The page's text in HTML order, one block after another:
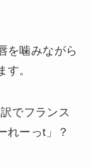
を噛みながら
。
でフランス
れーっt」？